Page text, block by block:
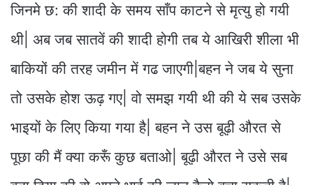
जिनमे छ: की शादी के समय साँप काटने से मृत्यु हो गयी
थी| अब जब सातवें की शादी होगी तब ये आखिरी शीला भी
बाकियों की तरह जमीन में गढ जाएगी|बहन ने जब ये सुना
तो उसके होश ऊढ़ गए| वो समझ गयी थी की ये सब उसके
भाइयों के लिए किया गया है| बहन ने उस बूढ़ी औरत से
पूछा की मैं क्या करूँ कुछ बताओ| बूढ़ी औरत ने उसे सब